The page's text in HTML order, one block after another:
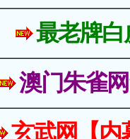
最老牌白
澳门朱雀
玄武网【